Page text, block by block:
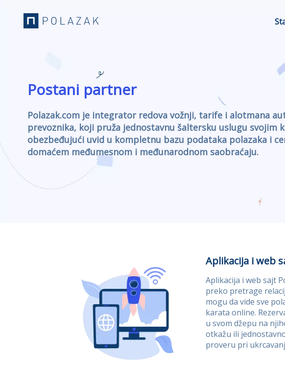
Postani partner
Polazak.com je integrator redova vožnji, tarife i alotmana
prevoznika, koji pruža jednostavnu šaltersku uslugu svojim
obezbeđujući uvid u kompletnu bazu podataka polazaka i
domaćem međumesnom i međunarodnom saobraćaju.
Aplikacija i web
Aplikacija i web sajt
preko pretrage
mogu da vide sve
karata online.
u svom džepu na
otkažu ili
proveru pri